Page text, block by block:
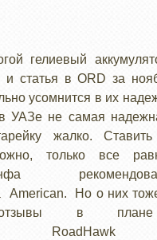
гелиевый
статья в ORD за
усомнится в их
УАЗе не самая
жалко.
только все
American. Но о них
в плане
RoadHawk